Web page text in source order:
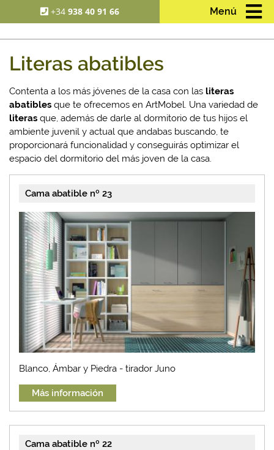
+34938 40 91 66 Menú
Literas abatibles
Contenta a los más jóvenes de la casa con las literas
abatibles que te ofrecemos en ArtMobel. Una variedad de
literas que, además de darle al dormitorio de tus hijos el
ambiente juvenil y actual que andabas buscando, te
proporcionará funcionalidad y conseguirás optimizar el
espacio del dormitorio del más joven de la casa.
Cama abatible nº 23
Blanco, Ámbar y Piedra - tirador Juno
Más información
Cama abatible nº 22